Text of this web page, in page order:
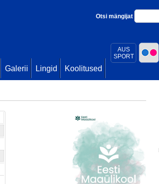
AUS
SPORT
Otsi mängijat
Galerii Lingid Koolitused